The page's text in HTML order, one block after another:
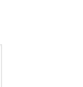
스트로 만들어진 이
올 거예요. 더불어 아